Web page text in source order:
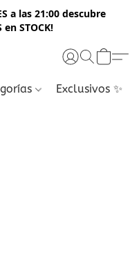
a las 21:00 descubre
STOCK!
Exclusivos ✨